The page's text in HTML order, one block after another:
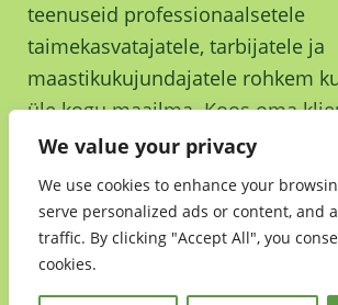
We value your privacy
We use cookies to enhance your
serve personalized ads or content, and
traffic. By clicking "Accept All", you
cookies.
teenuseid professionaalsetele
taimekasvatajatele, tarbijatele ja
maastikukujundajatele rohkem
üle kogu maailma. Koos oma
kasvame ja kasvatame parema
Jätkusuutlikkus